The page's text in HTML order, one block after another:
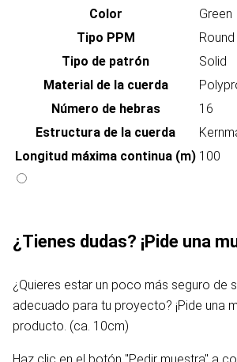
Color
Green
Tipo PPM
Tipo de patrón
Solid
Material de la cuerda
Número de hebras
16
Estructura de la cuerda
Longitud máxima continua (m) 100
¿Tienes dudas? ¡Pide una
¿Quieres estar un poco más seguro de
adecuado para tu proyecto? ¡Pide una
producto. (ca. 10cm)